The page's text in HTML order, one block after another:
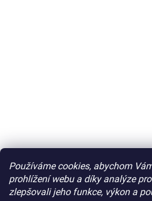
Používáme cookies, abychom
prohlížení webu a díky analýze
zlepšovali jeho funkce, výkon a